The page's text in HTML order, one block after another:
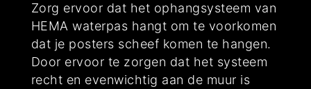
Zorg ervoor dat het ophangsysteem van
HEMA waterpas hangt om te voorkomen
dat je posters scheef komen te hangen.
Door ervoor te zorgen dat het systeem
recht en evenwichtig aan de muur is